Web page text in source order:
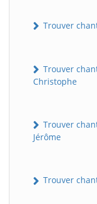
Trouver
Trouver
Christophe
Trouver
Jérôme
Trouver